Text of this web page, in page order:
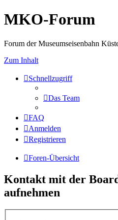
MKO-Forum
Forum der Museumseisenbahn
Zum Inhalt
Schnellzugriff
Das Team
FAQ
Anmelden
Registrieren
Foren-Übersicht
Kontakt mit der
aufnehmen